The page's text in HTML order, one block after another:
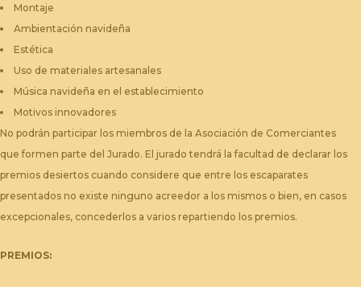
Montaje
Ambientación navideña
Estética
Uso de materiales artesanales
Música navideña en el establecimiento
Motivos innovadores
No podrán participar los miembros de la Asociación de Comerciantes
que formen parte del Jurado. El jurado tendrá la facultad de declarar los
premios desiertos cuando considere que entre los escaparates
presentados no existe ninguno acreedor a los mismos o bien, en casos
excepcionales, concederlos a varios repartiendo los premios.
PREMIOS: